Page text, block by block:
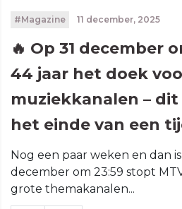
#Magazine 11 december, 2025
🔥 Op 31 december
44 jaar het doek
muziekkanalen –
het einde van een
Nog een paar weken en dan
december om 23:59 stopt
grote themakanalen...